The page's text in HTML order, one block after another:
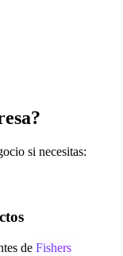
si necesitas:
de Fishers